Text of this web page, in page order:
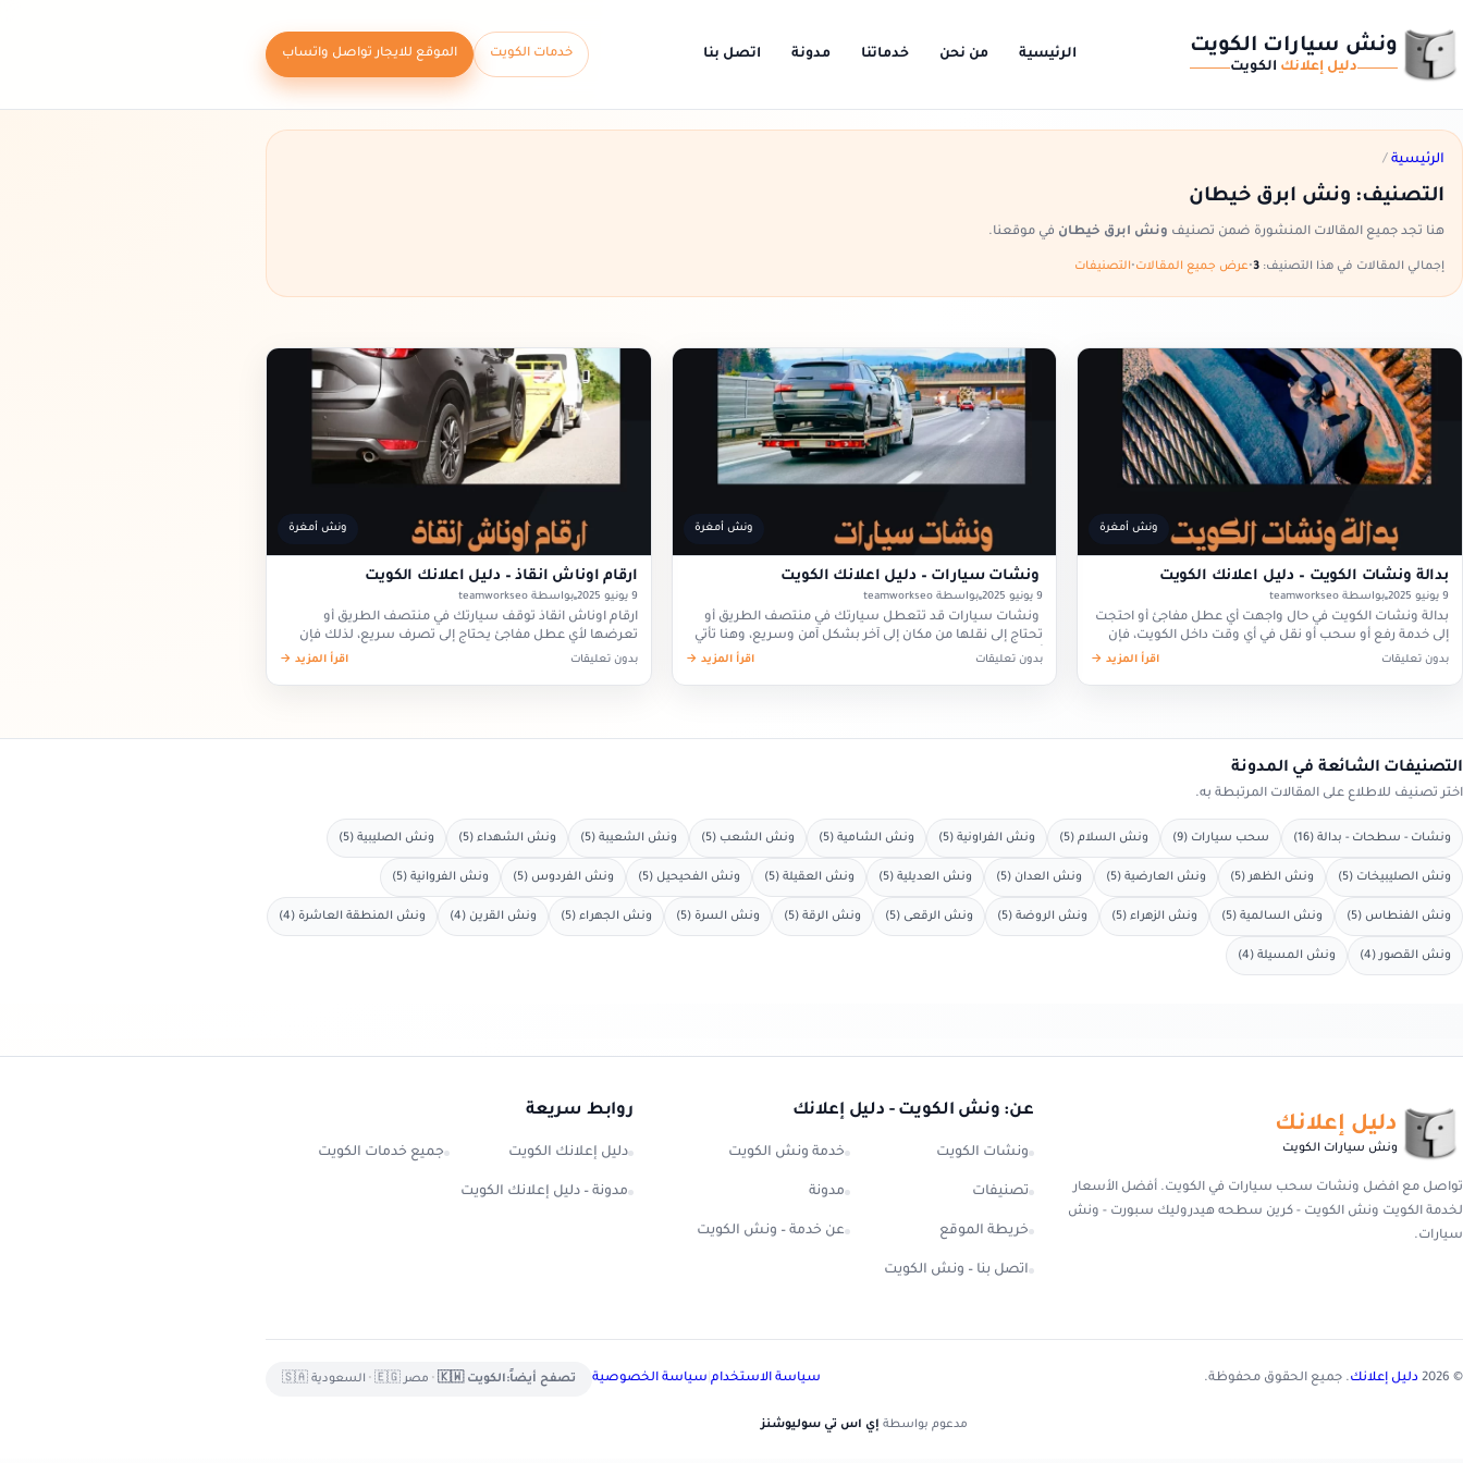
ونش سيارات الكويت
دليل إعلانك الكويت
الرئيسية من نحن خدماتنا مدونة اتصل بنا خدمات الكويت الموقع للايجار تواصل واتساب
الرئيسية /
التصنيف: ونش ابرق خيطان
هنا تجد جميع المقالات المنشورة ضمن تصنيف ونش ابرق خيطان في موقعنا.
إجمالي المقالات في هذا التصنيف: •عرض جميع المقالات•التصنيفات
ونش أمغرة
بدالة ونشات الكويت – دليل اعلانك الكويت
9 يونيو 2025 بواسطة teamworkseo
بدالة ونشات الكويت في حال واجهت أي عطل مفاجئ أو احتجت
إلى خدمة رفع أو سحب أو نقل في أي وقت داخل الكويت، فإن
التواصل مع…
بدون تعليقات اقرأ المزيد →
ونش أمغرة
ونشات سيارات – دليل اعلانك الكويت
9 يونيو 2025 بواسطة teamworkseo
ونشات سيارات قد تتعطل سيارتك في منتصف الطريق أو
تحتاج إلى نقلها من مكان إلى آخر بشكل آمن وسريع، وهنا تأتي
أهمية وجود ونشات سيارات يساعدك…
بدون تعليقات اقرأ المزيد →
ونش أمغرة
ارقام اوناش انقاذ – دليل اعلانك الكويت
9 يونيو 2025 بواسطة teamworkseo
ارقام اوناش انقاذ توقف سيارتك في منتصف الطريق أو
تعرضها لأي عطل مفاجئ يحتاج إلى تصرف سريع، لذلك فإن
امتلاك ارقام اوناش انقاذ موثوقة يسهل عليك…
بدون تعليقات اقرأ المزيد →
التصنيفات الشائعة في المدونة
اختر تصنيف للاطلاع على المقالات المرتبطة به.
ونشات - سطحات - بدالة (16) سحب سيارات (9) ونش السلام (5) ونش الفراونية (5) ونش الشامية (5) ونش الشعب (5) ونش الشعيبة (5) ونش الشهداء (5) ونش الصليبية (5)
ونش الصليبيخات (5) ونش الظهر (5) ونش العارضية (5) ونش العدان (5) ونش العديلية (5) ونش العقيلة (5) ونش الفحيحيل (5) ونش الفردوس (5) ونش الفروانية (5)
ونش الفنطاس (5) ونش السالمية (5) ونش الزهراء (5) ونش الروضة (5) ونش الرقعى (5) ونش الرقة (5) ونش السرة (5) ونش الجهراء (5) ونش القرين (4) ونش المنطقة العاشرة (4)
ونش القصور (4) ونش المسيلة (4)
دليل إعلانك
ونش سيارات الكويت
تواصل مع افضل ونشات سحب سيارات في الكويت. أفضل الأسعار
لخدمة الكويت ونش الكويت - كرين سطحه هيدروليك سبورت - ونش
سيارات.
عن: ونش الكويت - دليل إعلانك
ونشات الكويت خدمة ونش الكويت
تصنيفات مدونة
خريطة الموقع عن خدمة – ونش الكويت
اتصل بنا – ونش الكويت
روابط سريعة
دليل إعلانك الكويت جميع خدمات الكويت
مدونة – دليل إعلانك الكويت
© 2026 دليل إعلانك. جميع الحقوق محفوظة. سياسة الاستخدام سياسة الخصوصية تصفح أيضاً:الكويت 🇰🇼 • مصر 🇪🇬 • السعودية 🇸🇦
مدعوم بواسطة إي اس تي سوليوشنز